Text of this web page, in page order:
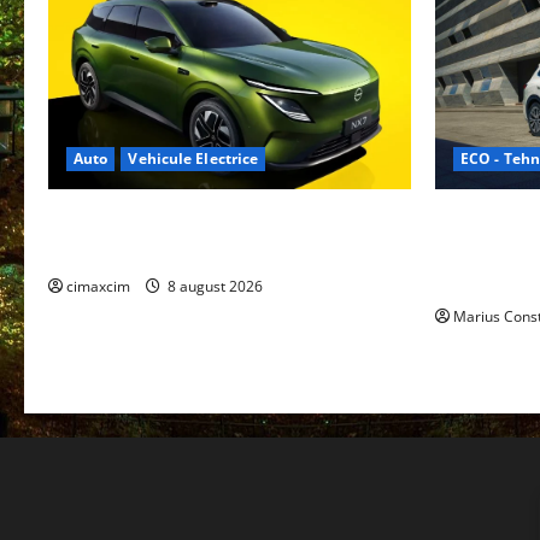
Auto Vehicule Electrice
cimaxcim 8 august 2026
ECO -
Marius